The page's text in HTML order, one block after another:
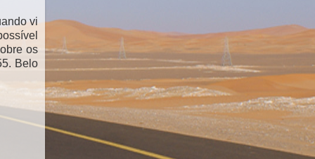
vi
os
Belo